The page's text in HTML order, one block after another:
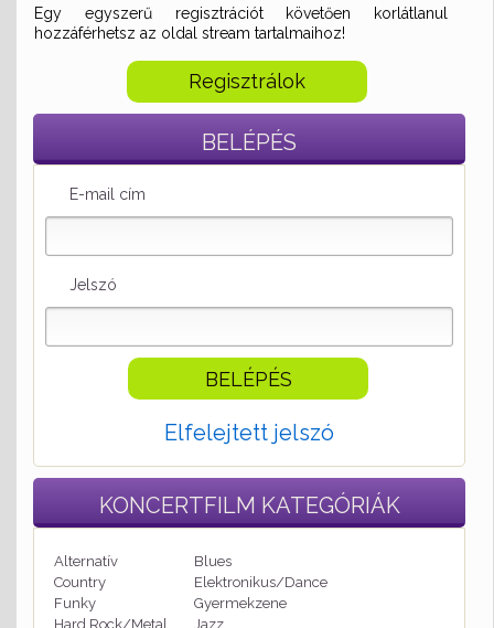
Egy egyszerű regisztrációt követően korlátlanul
hozzáférhetsz az oldal stream tartalmaihoz!
Regisztrálok
BELÉPÉS
E-mail cím
Jelszó
Elfelejtett jelszó
KONCERTFILM KATEGÓRIÁK
Alternatív
Blues
Country
Elektronikus/Dance
Funky
Gyermekzene
Hard Rock/Metal
Jazz